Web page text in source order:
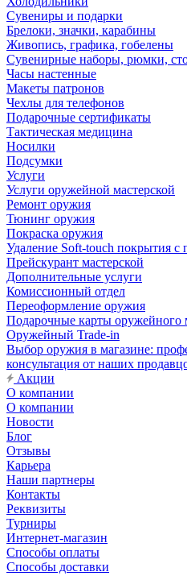
Сувениры и подарки
Брелоки, значки, карабины
Живопись, графика, гобелены
Сувенирные наборы, рюмки,
Часы настенные
Макеты патронов
Чехлы для телефонов
Подарочные сертификаты
Тактическая медицина
Носилки
Подсумки
Услуги
Услуги оружейной мастерской
Ремонт оружия
Тюнинг оружия
Покраска оружия
Удаление Soft-touch покрытия с
Прейскурант мастерской
Дополнительные услуги
Комиссионный отдел
Переоформление оружия
Подарочные карты оружейного
Оружейный Trade-in
Выбор оружия в магазине:
консультация от наших
Акции
О компании
О компании
Новости
Блог
Отзывы
Карьера
Наши партнеры
Контакты
Реквизиты
Турниры
Интернет-магазин
Способы оплаты
Способы доставки